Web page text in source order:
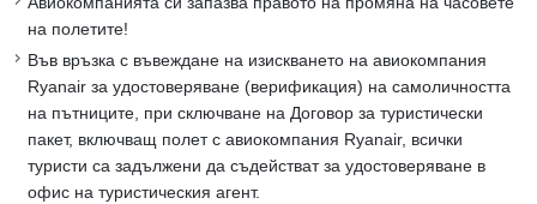
на полетите!
Във връзка с въвеждане на изискването на авиокомпания
Ryanair за удостоверяване (верификация) на самоличността
на пътниците, при сключване на Договор за туристически
пакет, включващ полет с авиокомпания Ryanair, всички
туристи са задължени да съдействат за удостоверяване в
офис на туристическия агент.